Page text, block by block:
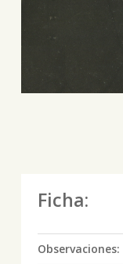
Ficha:
Observaciones: